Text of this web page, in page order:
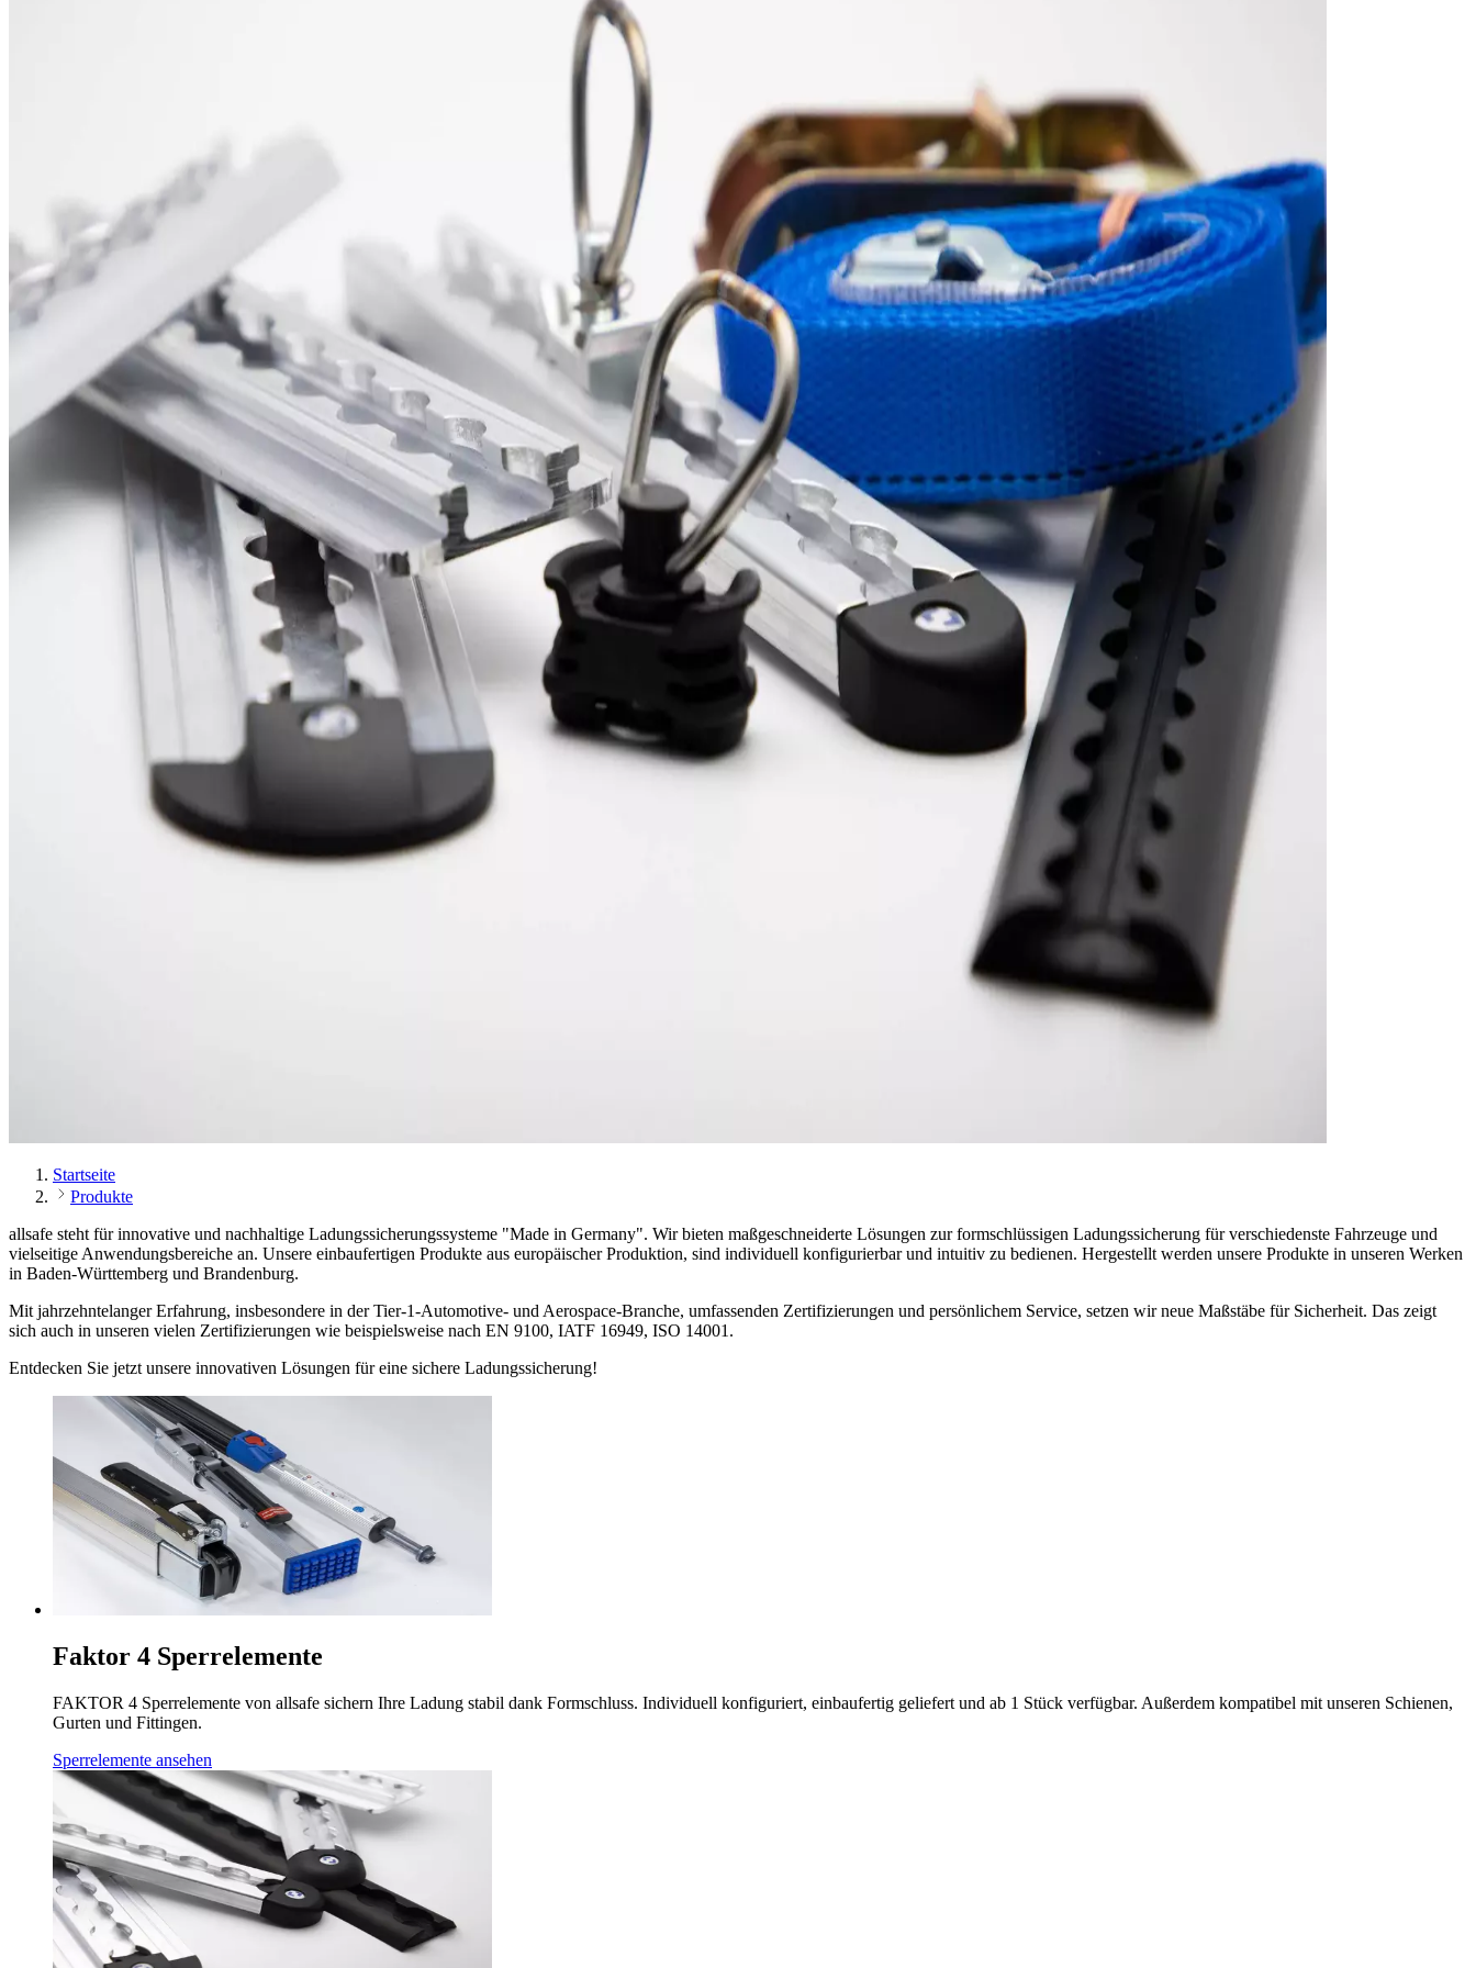
Startseite
Produkte
allsafe steht für innovative und nachhaltige Ladungssicherungssysteme "Made in Germany". Wir bieten maßgeschneiderte Lösungen zur formschlüssigen Ladungssicherung für verschiedenste Fahrzeuge und
vielseitige Anwendungsbereiche an. Unsere einbaufertigen Produkte aus europäischer Produktion, sind individuell konfigurierbar und intuitiv zu bedienen. Hergestellt werden unsere Produkte in unseren Werken
in Baden-Württemberg und Brandenburg.
Mit jahrzehntelanger Erfahrung, insbesondere in der Tier-1-Automotive- und Aerospace-Branche, umfassenden Zertifizierungen und persönlichem Service, setzen wir neue Maßstäbe für Sicherheit. Das zeigt
sich auch in unseren vielen Zertifizierungen wie beispielsweise nach EN 9100, IATF 16949, ISO 14001.
Entdecken Sie jetzt unsere innovativen Lösungen für eine sichere Ladungssicherung!
Faktor 4 Sperrelemente
FAKTOR 4 Sperrelemente von allsafe sichern Ihre Ladung stabil dank Formschluss. Individuell konfiguriert, einbaufertig geliefert und ab 1 Stück verfügbar. Außerdem kompatibel mit unseren Schienen,
Gurten und Fittingen.
Sperrelemente ansehen